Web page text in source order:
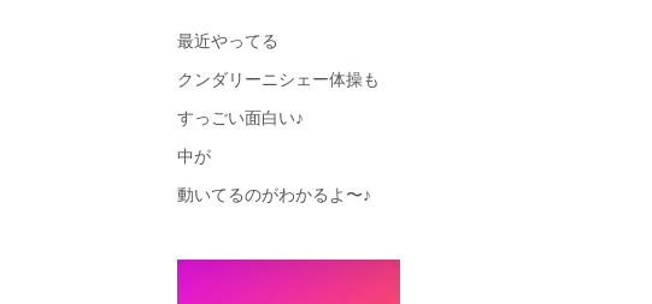
最近やってる
クンダリーニシェー体操も
すっごい面白い♪
中が
動いてるのがわかるよ〜♪